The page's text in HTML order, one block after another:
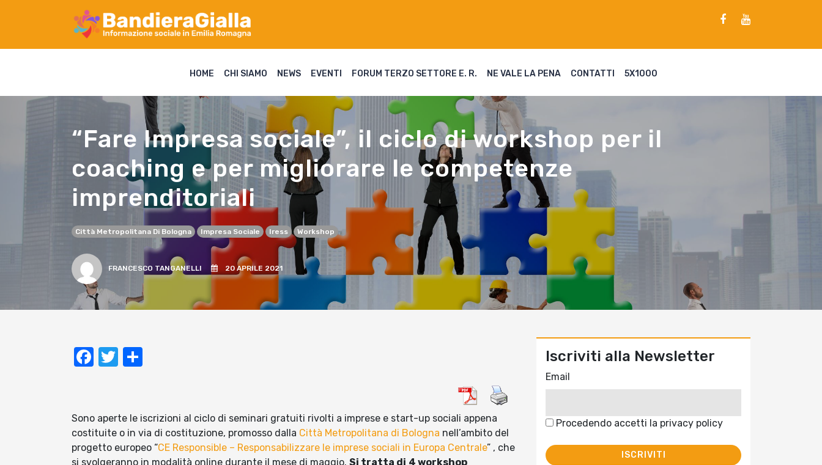
HOME CHI SIAMO NEWS EVENTI FORUM TERZO SETTORE E. R. NE VALE LA PENA CONTATTI 5X1000
“Fare Impresa sociale”, il ciclo di workshop per il
coaching e per migliorare le competenze
imprenditoriali
Città Metropolitana Di Bologna Impresa Sociale Iress Workshop
FRANCESCO TANGANELLI 20 APRILE 2021
Facebook
Twitter
Sono aperte le iscrizioni al ciclo di seminari gratuiti rivolti a imprese e start-up sociali appena
costituite o in via di costituzione, promosso dalla Città Metropolitana di Bologna nell’ambito del
progetto europeo “CE Responsible – Responsabilizzare le imprese sociali in Europa Centrale” , che
si svolgeranno in modalità online durante il mese di maggio. Si tratta di 4 workshop
Iscriviti alla Newsletter
Email
Procedendo accetti la privacy policy